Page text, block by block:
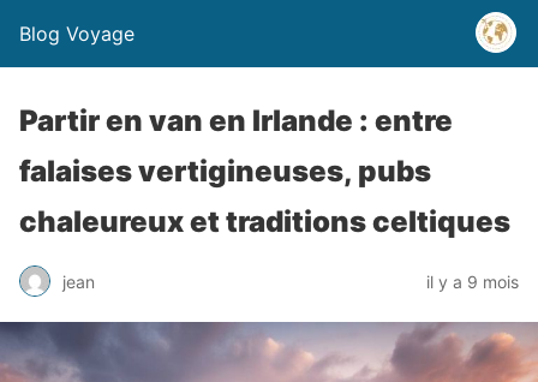
Blog Voyage
Partir en van en Irlande : entre
falaises vertigineuses, pubs
chaleureux et traditions celtiques
jean il y a 9 mois